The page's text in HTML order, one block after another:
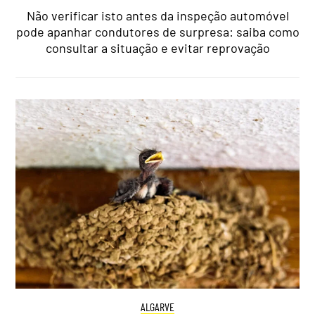
Não verificar isto antes da inspeção automóvel
pode apanhar condutores de surpresa: saiba como
consultar a situação e evitar reprovação
ALGARVE